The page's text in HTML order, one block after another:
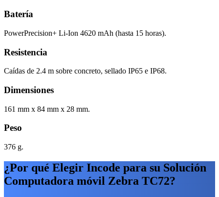
Batería
PowerPrecision+ Li-Ion 4620 mAh (hasta 15 horas).
Resistencia
Caídas de 2.4 m sobre concreto, sellado IP65 e IP68.
Dimensiones
161 mm x 84 mm x 28 mm.
Peso
376 g.
¿Por qué Elegir Incode para su Solución
Computadora móvil Zebra TC72?